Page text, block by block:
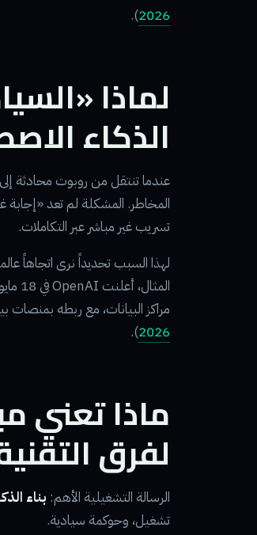
2026
).
لماذا
الذكاء
المخاطر. المشكلة لم تعد
تسريب غير مباشر عبر التكاملات.
لهذا السبب تحديداً نرى اتجاهاً
مراكز البيانات، مع ربطه
2026
).
ماذا تعني
لفرق
الرسالة التشغيلية الأهم: بناء
تشغيل، وحوكمة سيادية.